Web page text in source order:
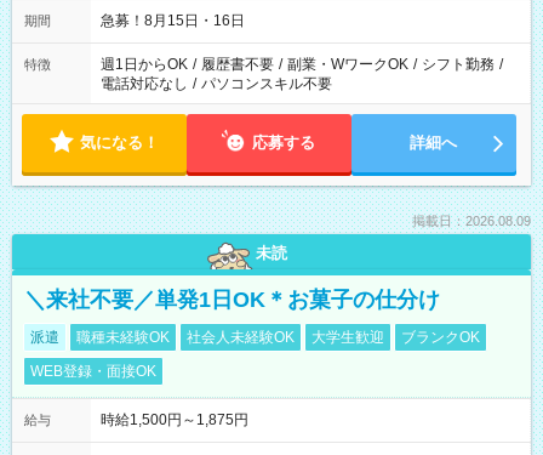
期間 急募！8月15日・16日
特徴 週1日からOK / 履歴書不要 / 副業・WワークOK / シフト勤務 /
電話対応なし / パソコンスキル不要
気になる！ 応募する 詳細へ
掲載日：2026.08.09
未読
＼来社不要／単発1日OK＊お菓子の仕分け
派遣 職種未経験OK 社会人未経験OK 大学生歓迎
ブランクOK
WEB登録・面接OK
給与 時給1,500円～1,875円